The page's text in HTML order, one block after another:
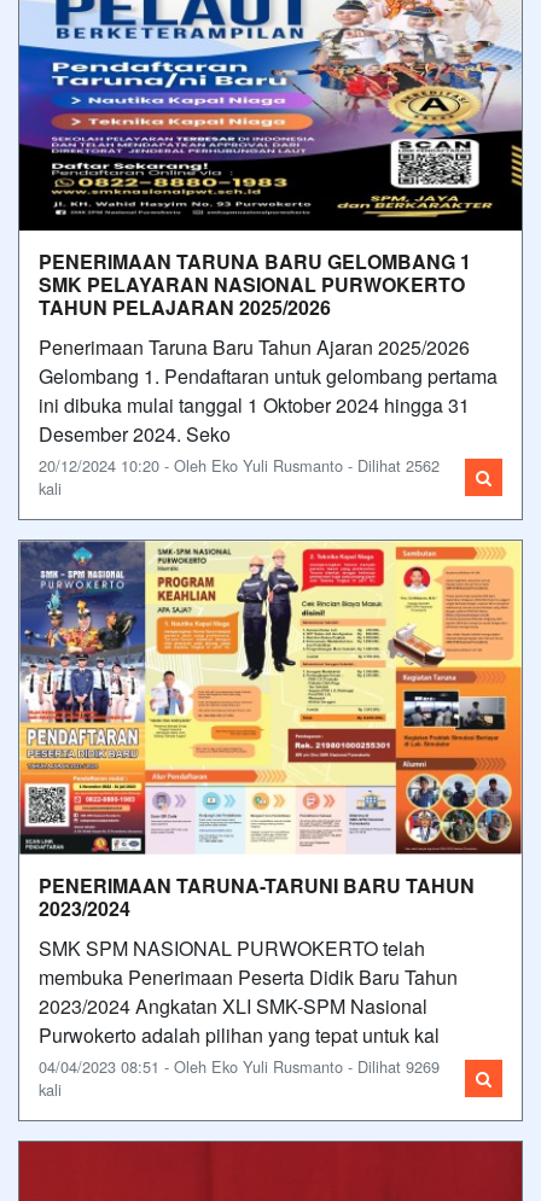
PENERIMAAN TARUNA BARU GELOMBANG 1
SMK PELAYARAN NASIONAL PURWOKERTO
TAHUN PELAJARAN 2025/2026
Penerimaan Taruna Baru Tahun Ajaran 2025/2026
Gelombang 1. Pendaftaran untuk gelombang pertama
ini dibuka mulai tanggal 1 Oktober 2024 hingga 31
Desember 2024. Seko
20/12/2024 10:20 - Oleh Eko Yuli Rusmanto - Dilihat 2562
kali
PENERIMAAN TARUNA-TARUNI BARU TAHUN
2023/2024
SMK SPM NASIONAL PURWOKERTO telah
membuka Penerimaan Peserta Didik Baru Tahun
2023/2024 Angkatan XLI SMK-SPM Nasional
Purwokerto adalah pilihan yang tepat untuk kal
04/04/2023 08:51 - Oleh Eko Yuli Rusmanto - Dilihat 9269
kali